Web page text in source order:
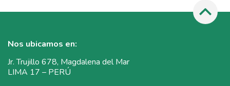
Nos ubicamos en:
Jr. Trujillo 678, Magdalena del Mar
LIMA 17 – PERÚ